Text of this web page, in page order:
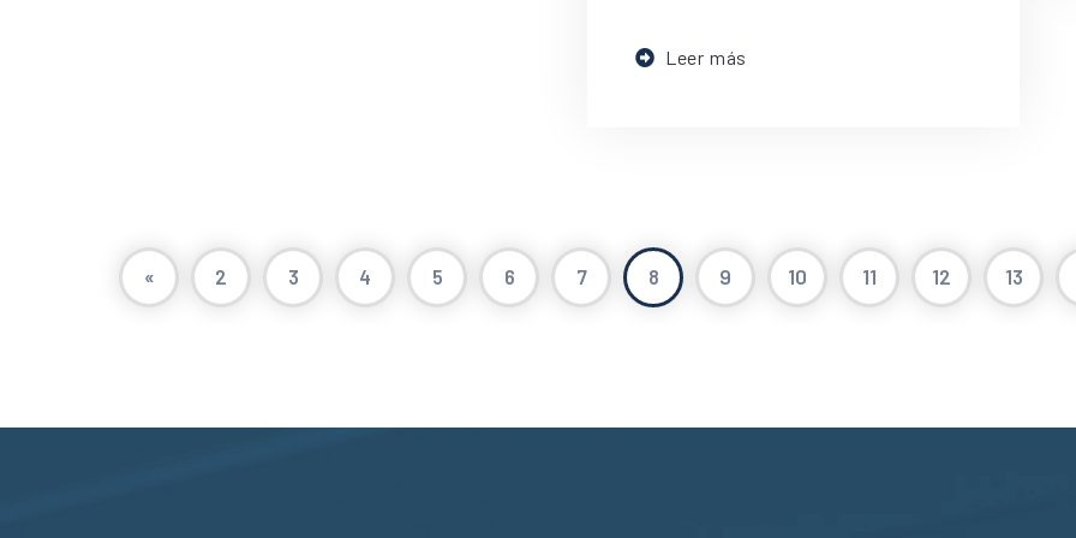
Leer más
« 2 3 4 5 6 7 8 9 10 11 12 13